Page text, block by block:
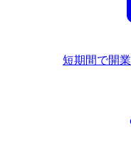
短期間で開業